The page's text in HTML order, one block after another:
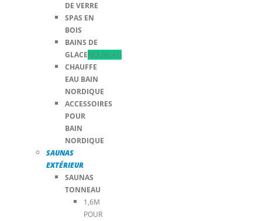
DE VERRE
SPAS EN
BOIS
BAINS DE
GLACENOUVEAU
CHAUFFE
EAU BAIN
NORDIQUE
ACCESSOIRES
POUR
BAIN
NORDIQUE
SAUNAS
EXTÉRIEUR
SAUNAS
TONNEAU
1,6M
POUR